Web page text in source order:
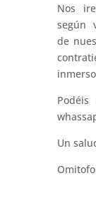
Nos
según
de
Podéis
Un
Omitofo